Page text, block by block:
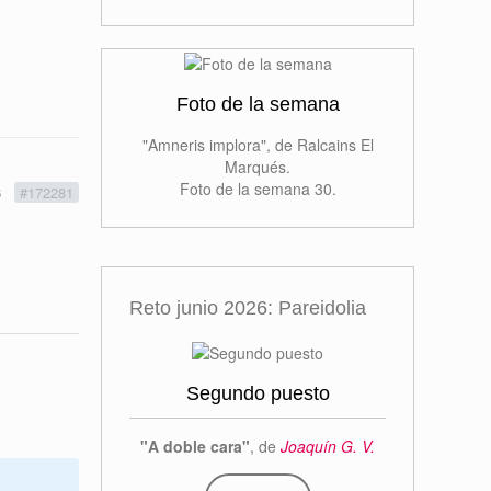
#172281
Foto de la semana
"Amneris implora", de Ralcains El
Marqués.
Foto de la semana 30.
Reto junio 2026: Pareidolia
Segundo puesto
"A doble cara", de Joaquín G. V.